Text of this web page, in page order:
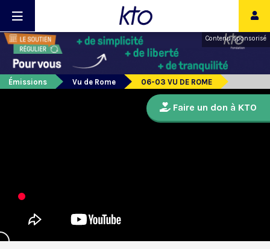
Contenu sponsorisé
Émissions Vu de Rome 06-03 VU DE ROME
Faire un don à KTO